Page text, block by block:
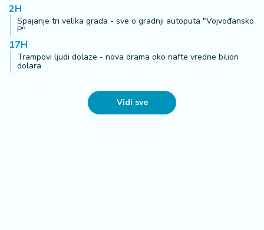
2H
Spajanje tri velika grada - sve o gradnji autoputa "Vojvođansko
P"
17H
Trampovi ljudi dolaze - nova drama oko nafte vredne bilion
dolara
Vidi sve